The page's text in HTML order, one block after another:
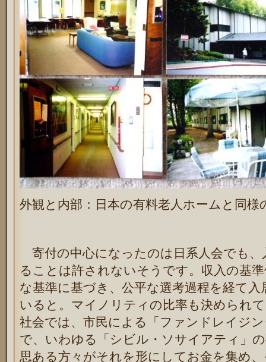
外観と内部：日本の有料老人ホームと同様
寄付の中心になったのは日系人会でも、
ることは許されないそうです。収入の基
な基準に基づき、公平な選考過程を経て
いると。マイノリティの比率も決められ
社会では、市民による「ファンドレイジ
で、いわゆる「シビル・ソサイアティ」
思ある方々がそれを形にしてお金を集め